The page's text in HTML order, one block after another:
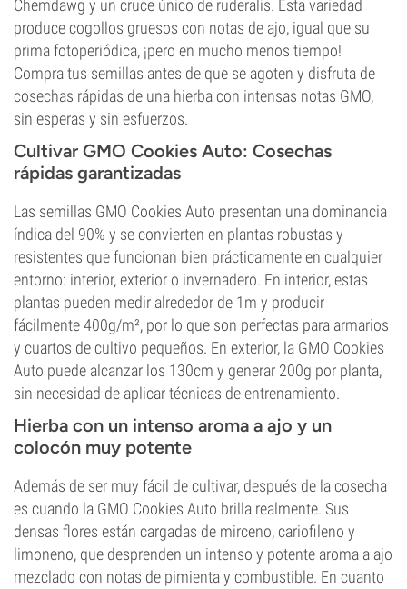
Chemdawg y un cruce único de ruderalis. Esta variedad
produce cogollos gruesos con notas de ajo, igual que su
prima fotoperiódica, ¡pero en mucho menos tiempo!
Compra tus semillas antes de que se agoten y disfruta de
cosechas rápidas de una hierba con intensas notas GMO,
sin esperas y sin esfuerzos.
Cultivar GMO Cookies Auto: Cosechas
rápidas garantizadas
Las semillas GMO Cookies Auto presentan una dominancia
índica del 90% y se convierten en plantas robustas y
resistentes que funcionan bien prácticamente en cualquier
entorno: interior, exterior o invernadero. En interior, estas
plantas pueden medir alrededor de 1m y producir
fácilmente 400g/m², por lo que son perfectas para armarios
y cuartos de cultivo pequeños. En exterior, la GMO Cookies
Auto puede alcanzar los 130cm y generar 200g por planta,
sin necesidad de aplicar técnicas de entrenamiento.
Hierba con un intenso aroma a ajo y un
colocón muy potente
Además de ser muy fácil de cultivar, después de la cosecha
es cuando la GMO Cookies Auto brilla realmente. Sus
densas flores están cargadas de mirceno, cariofileno y
limoneno, que desprenden un intenso y potente aroma a ajo
mezclado con notas de pimienta y combustible. En cuanto